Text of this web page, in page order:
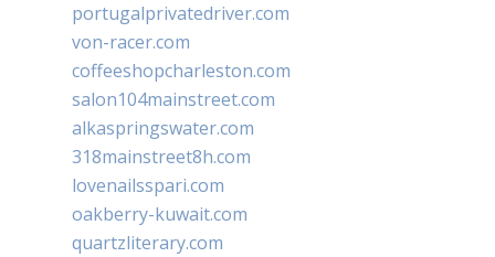
portugalprivatedriver.com
von-racer.com
coffeeshopcharleston.com
salon104mainstreet.com
alkaspringswater.com
318mainstreet8h.com
lovenailsspari.com
oakberry-kuwait.com
quartzliterary.com